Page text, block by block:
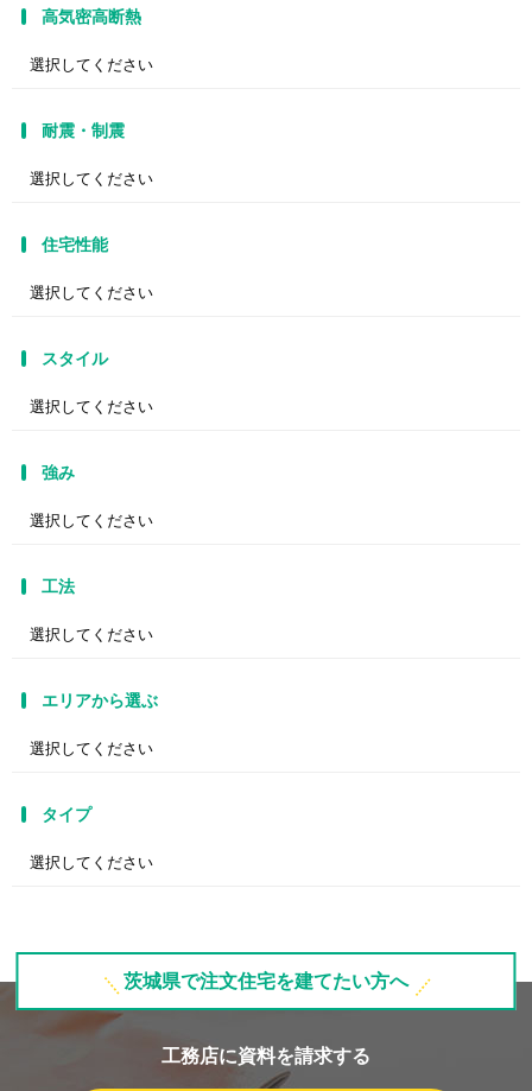
高気密高断熱
耐震・制震
住宅性能
スタイル
強み
工法
エリアから選ぶ
タイプ
茨城県で注文住宅を建てたい方へ
工務店に資料を請求する